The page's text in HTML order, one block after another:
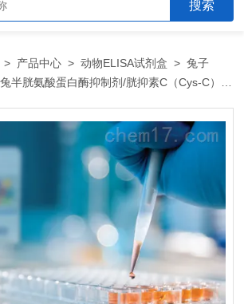
> 产品中心 >动物ELISA试剂盒 >兔子
半胱氨酸蛋白酶抑制剂/胱抑素C（Cys-C）